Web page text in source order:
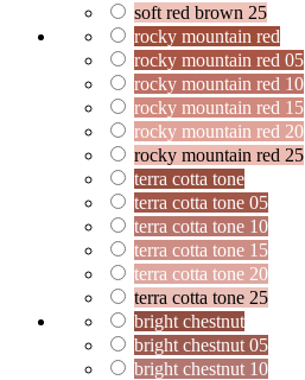
soft red brown 25
rocky mountain red
rocky mountain red 05
rocky mountain red 10
rocky mountain red 15
rocky mountain red 20
rocky mountain red 25
terra cotta tone
terra cotta tone 05
terra cotta tone 10
terra cotta tone 15
terra cotta tone 20
terra cotta tone 25
bright chestnut
bright chestnut 05
bright chestnut 10